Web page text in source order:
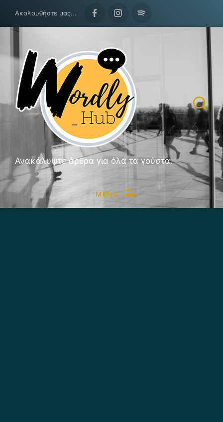
Ακολουθήστε μας...
FacebookInstagramSpotify
Ανακάλυψτε άρθρα για όλα τα γούστα.
MENU